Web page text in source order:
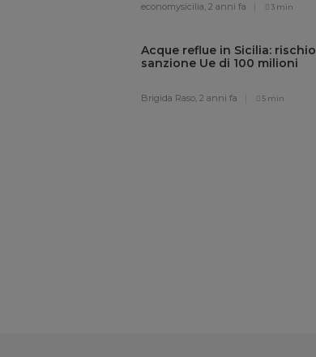
economysicilia, 2 anni fa 3 min
Acque reflue in Sicilia: rischio
sanzione Ue di 100 milioni
Brigida Raso, 2 anni fa 5 min